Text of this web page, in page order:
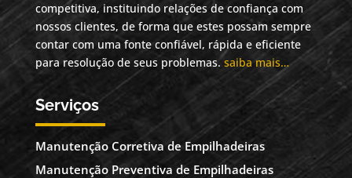
competitiva, instituindo relações de confiança com
nossos clientes, de forma que estes possam sempre
contar com uma fonte confiável, rápida e eficiente
para resolução de seus problemas.saiba mais…
Serviços
Manutenção Corretiva de Empilhadeiras
Manutenção Preventiva de Empilhadeiras